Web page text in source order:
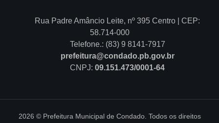
Rua Padre Amâncio Leite, nº 395 Centro | CEP:
58.714-000
Telefone.: (83) 9 8141-7917
prefeitura@condado.pb.gov.br
CNPJ: 09.151.473/0001-64
2026 © Prefeitura Municipal de Condado. Todos os direitos